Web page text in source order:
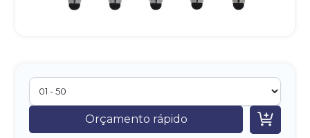
Orçamento rápido 